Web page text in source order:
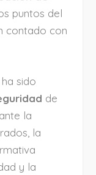
puntos del
contado con
sido
de
la
la
y la